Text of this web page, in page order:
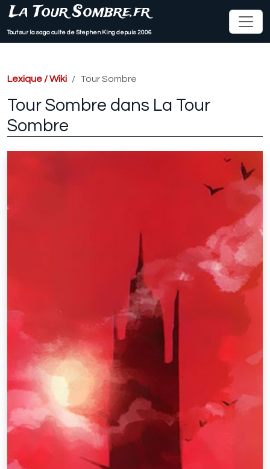
La Tour Sombre.fr
Tout sur la saga culte de Stephen King depuis 2006
Lexique / Wiki Tour Sombre
Tour Sombre dans La Tour
Sombre